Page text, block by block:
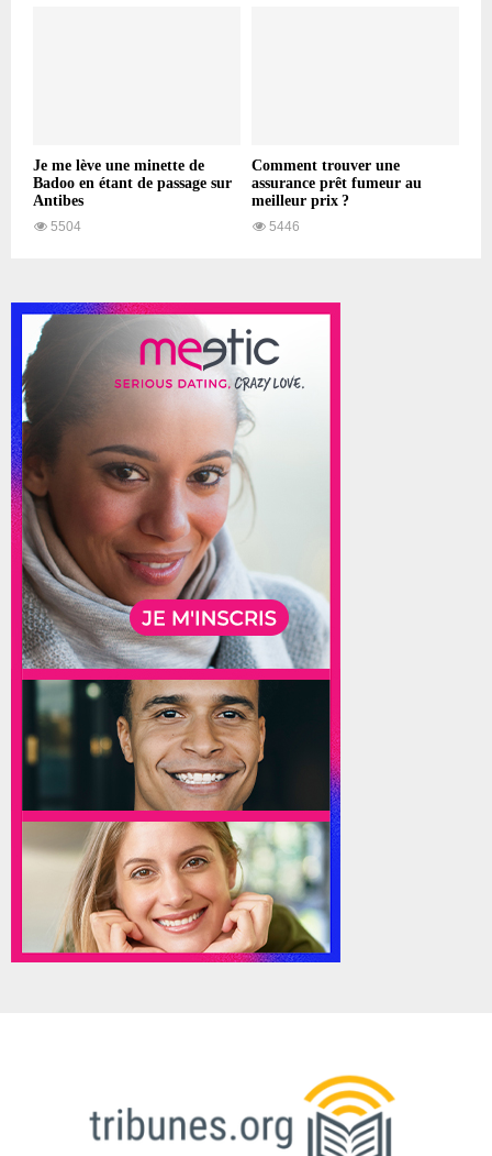
Je me lève une minette de
Badoo en étant de passage sur
Antibes
5504
Comment trouver une
assurance prêt fumeur au
meilleur prix ?
5446